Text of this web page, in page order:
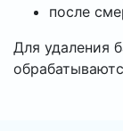
после
Для удаления